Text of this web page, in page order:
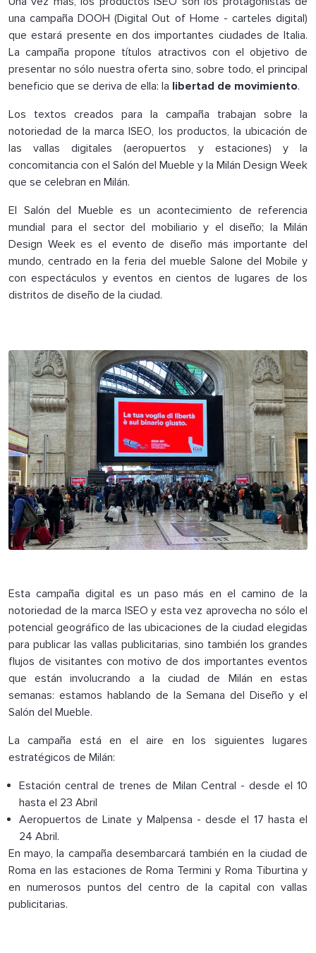
una campaña DOOH (Digital Out of Home - carteles digital)
que estará presente en dos importantes ciudades de Italia.
La campaña propone títulos atractivos con el objetivo de
presentar no sólo nuestra oferta sino, sobre todo, el principal
beneficio que se deriva de ella: la libertad de movimiento.
Los textos creados para la campaña trabajan sobre la
notoriedad de la marca ISEO, los productos, la ubicación de
las vallas digitales (aeropuertos y estaciones) y la
concomitancia con el Salón del Mueble y la Milán Design Week
que se celebran en Milán.
El Salón del Mueble es un acontecimiento de referencia
mundial para el sector del mobiliario y el diseño; la Milán
Design Week es el evento de diseño más importante del
mundo, centrado en la feria del mueble Salone del Mobile y
con espectáculos y eventos en cientos de lugares de los
distritos de diseño de la ciudad.
Esta campaña digital es un paso más en el camino de la
notoriedad de la marca ISEO y esta vez aprovecha no sólo el
potencial geográfico de las ubicaciones de la ciudad elegidas
para publicar las vallas publicitarias, sino también los grandes
flujos de visitantes con motivo de dos importantes eventos
que están involucrando a la ciudad de Milán en estas
semanas: estamos hablando de la Semana del Diseño y el
Salón del Mueble.
La campaña está en el aire en los siguientes lugares
estratégicos de Milán:
Estación central de trenes de Milan Central - desde el 10
hasta el 23 Abril
Aeropuertos de Linate y Malpensa - desde el 17 hasta el
24 Abril.
En mayo, la campaña desembarcará también en la ciudad de
Roma en las estaciones de Roma Termini y Roma Tiburtina y
en numerosos puntos del centro de la capital con vallas
publicitarias.